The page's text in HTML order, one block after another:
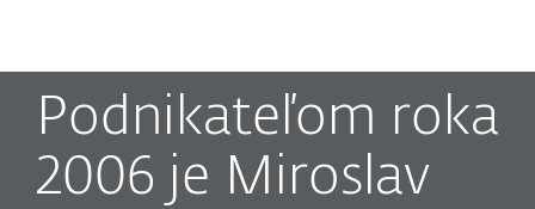
Podnikateľom roka
2006 je Miroslav